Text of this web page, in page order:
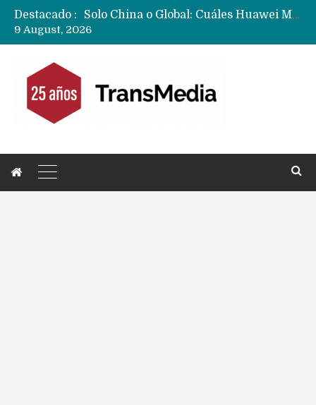
Destacado :
Data Centers de Huawei en Chile, México, Brasil,Perú y Argentina podrían verse afectados por arremetida de EE.UU
9 August, 2026